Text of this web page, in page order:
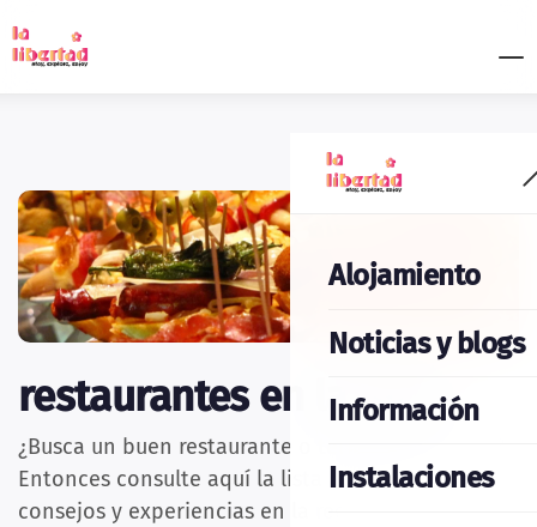
Alojamiento
Noticias y blogs
Información
Instalaciones
restaurantes en la zona
¿Busca un buen restaurante o terraza en la zona?
Entonces consulte aquí la lista de nuestros
consejos y experiencias en la región.